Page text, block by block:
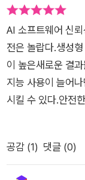
AI 소프트웨어 신
전은 놀랍다.생성
이 높은새로운 결
지능 사용이 늘어
시킬 수 있다.안전
다.'인공지능 소프
TER 0 AI 소프트
공감 (1) 댓글 (0)